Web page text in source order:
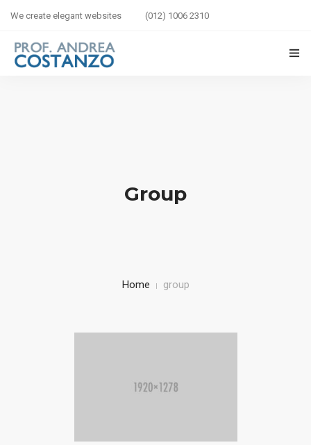
We create elegant websites (012) 1006 2310
SICUREZZA STRADALEGroup
Home group